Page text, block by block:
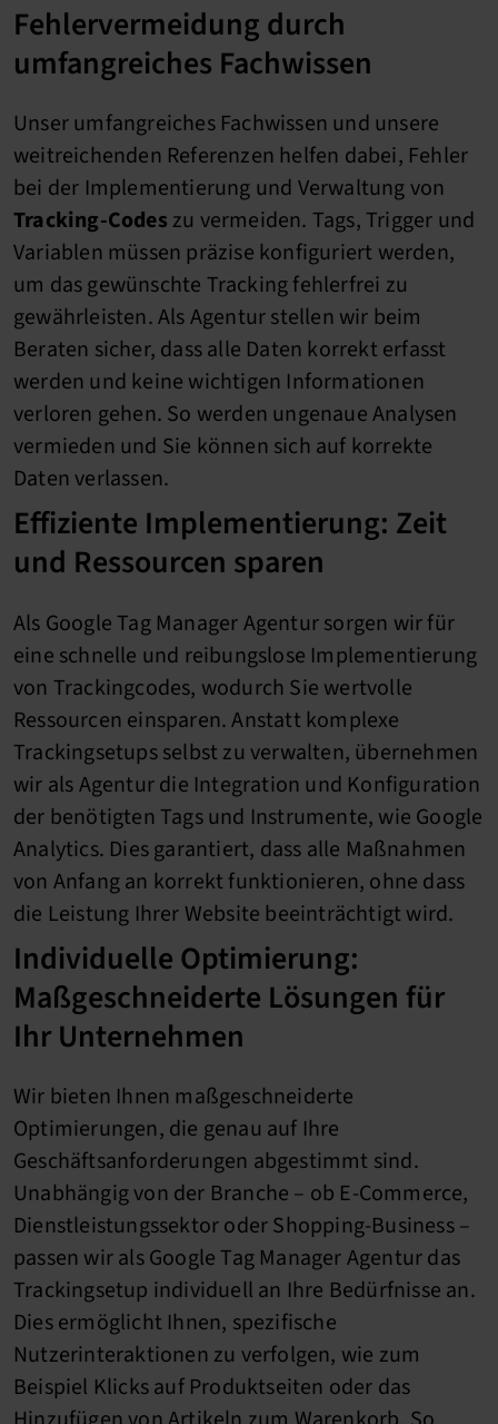
Fehlervermeidung durch
umfangreiches Fachwissen
Unser umfangreiches Fachwissen und unsere
weitreichenden Referenzen helfen dabei, Fehler
bei der Implementierung und Verwaltung von
Tracking-Codeszu vermeiden. Tags, Trigger und
Variablen müssen präzise konfiguriert werden,
um das gewünschte Tracking fehlerfrei zu
gewährleisten. Als Agentur stellen wir beim
Beraten sicher, dass alle Daten korrekt erfasst
werden und keine wichtigen Informationen
verloren gehen. So werden ungenaue Analysen
vermieden und Sie können sich auf korrekte
Daten verlassen.
Effiziente Implementierung: Zeit
und Ressourcen sparen
Als Google Tag Manager Agentur sorgen wir für
eine schnelle und reibungslose Implementierung
von Trackingcodes, wodurch Sie wertvolle
Ressourcen einsparen. Anstatt komplexe
Trackingsetups selbst zu verwalten, übernehmen
wir als Agentur die Integration und Konfiguration
der benötigten Tags und Instrumente, wie Google
Analytics. Dies garantiert, dass alle Maßnahmen
von Anfang an korrekt funktionieren, ohne dass
die Leistung Ihrer Website beeinträchtigt wird.
Individuelle Optimierung:
Maßgeschneiderte Lösungen für
Ihr Unternehmen
Wir bieten Ihnen maßgeschneiderte
Optimierungen, die genau auf Ihre
Geschäftsanforderungen abgestimmt sind.
Unabhängig von der Branche – ob E-Commerce,
Dienstleistungssektor oder Shopping-Business –
passen wir als Google Tag Manager Agentur das
Trackingsetup individuell an Ihre Bedürfnisse an.
Dies ermöglicht Ihnen, spezifische
Nutzerinteraktionen zu verfolgen, wie zum
Beispiel Klicks auf Produktseiten oder das